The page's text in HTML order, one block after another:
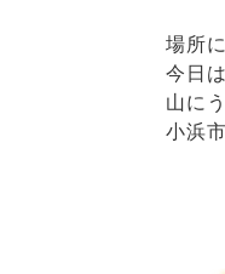
場所
今日
山に
小浜